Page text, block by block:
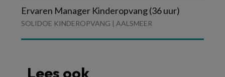
Ervaren Manager Kinderopvang (36 uur)
SOLIDOE KINDEROPVANG | AALSMEER
Lees ook